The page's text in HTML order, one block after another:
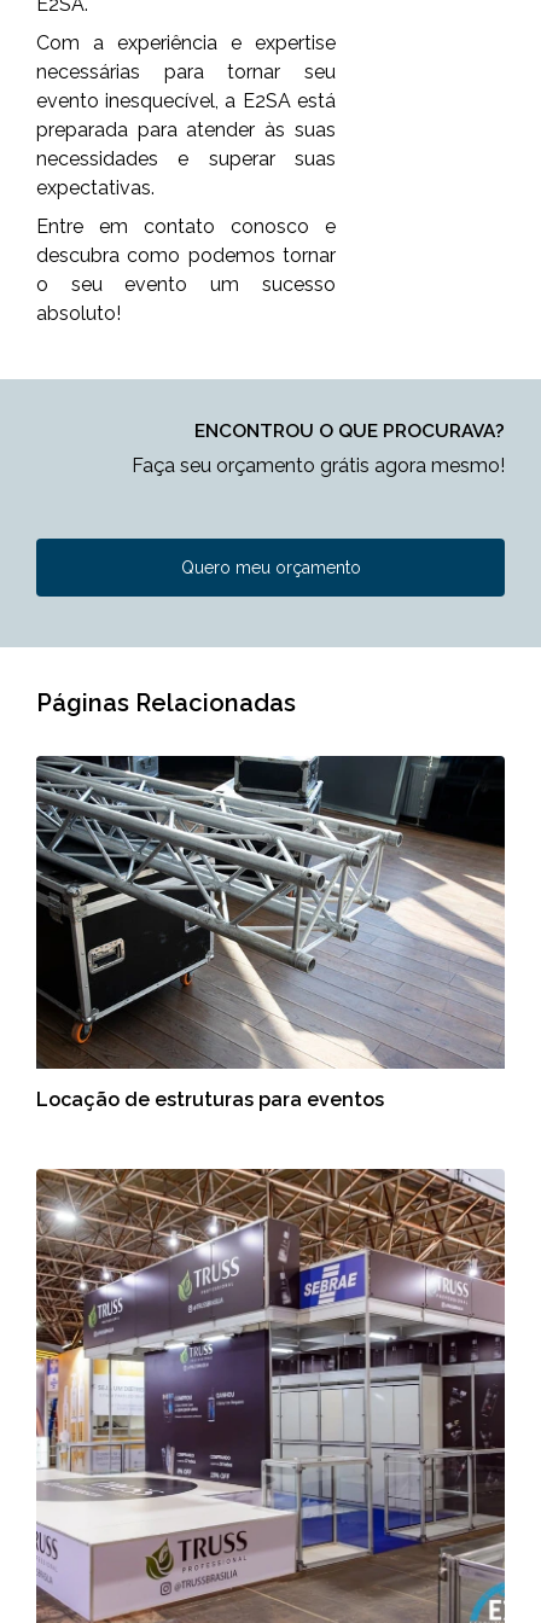
Com a experiência e expertise
necessárias para tornar seu
evento inesquecível, a E2SA está
preparada para atender às suas
necessidades e superar suas
expectativas.
Entre em contato conosco e
descubra como podemos tornar
o seu evento um sucesso
absoluto!
ENCONTROU O QUE PROCURAVA?
Faça seu orçamento grátis agora mesmo!
Quero meu orçamento
Páginas Relacionadas
Locação de estruturas para eventos